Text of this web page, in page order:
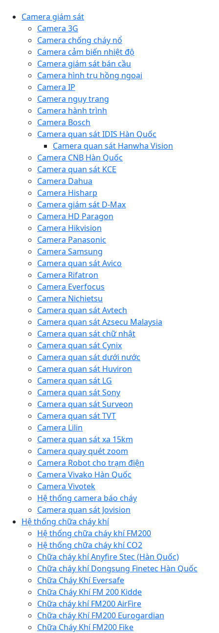
Camera giám sát
Camera 3G
Camera chống cháy nổ
Camera cảm biến nhiệt độ
Camera giám sát bán cầu
Camera hình trụ hồng ngoại
Camera IP
Camera ngụy trang
Camera hành trình
Camera Bosch
Camera quan sát IDIS Hàn Quốc
Camera quan sát Hanwha Vision
Camera CNB Hàn Quốc
Camera quan sát KCE
Camera Dahua
Camera Hisharp
Camera giám sát D-Max
Camera HD Paragon
Camera Hikvision
Camera Panasonic
Camera Samsung
Camera quan sát Avico
Camera Rifatron
Camera Everfocus
Camera Nichietsu
Camera quan sát Avtech
Camera quan sát Azsecu Malaysia
Camera quan sát chữ nhật
Camera quan sát Cynix
Camera quan sát dưới nước
Camera quan sát Huviron
Camera quan sát LG
Camera quan sát Sony
Camera quan sát Surveon
Camera quan sát TVT
Camera Lilin
Camera quan sát xa 15km
Camera quay quét zoom
Camera Robot cho trạm điện
Camera Vivako Hàn Quốc
Camera Vivotek
Hệ thống camera báo cháy
Camera quan sát Jovision
Hệ thống chữa cháy khí
Hệ thống chữa cháy khí FM200
Hệ thống chữa cháy khí CO2
Chữa cháy khí Anyfire Stec (Hàn Quốc)
Chữa cháy khí Dongsung Finetec Hàn Quốc
Chữa Cháy Khí Eversafe
Chữa Cháy Khí FM 200 Kidde
Chữa cháy khí FM200 AirFire
Chữa cháy Khí FM200 Eurogardian
Chữa Cháy Khí FM200 Fike